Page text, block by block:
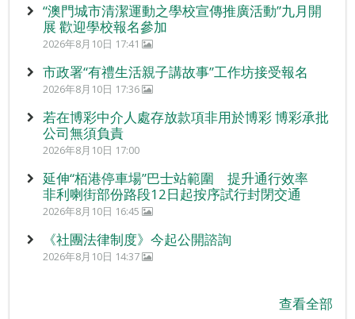
“澳門城市清潔運動之學校宣傳推廣活動”九月開
展 歡迎學校報名參加
2026年8月10日 17:41
市政署“有禮生活親子講故事”工作坊接受報名
2026年8月10日 17:36
若在博彩中介人處存放款項非用於博彩 博彩承批
公司無須負責
2026年8月10日 17:00
延伸“栢港停車場”巴士站範圍 提升通行效率
非利喇街部份路段12日起按序試行封閉交通
2026年8月10日 16:45
《社團法律制度》今起公開諮詢
2026年8月10日 14:37
查看全部